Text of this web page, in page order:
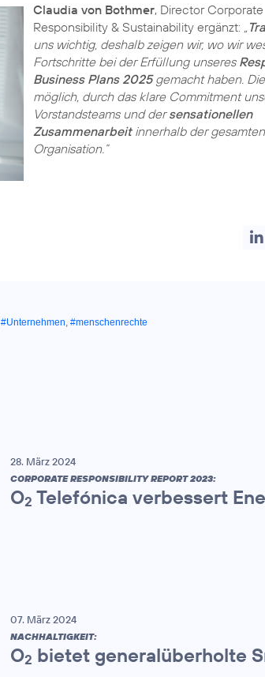
Claudia von Bothmer, Director Corporate
Responsibility & Sustainability ergänzt:
uns wichtig, deshalb zeigen wir, wo wir
Fortschritte bei der Erfüllung unseres
Business Plans 2025gemacht haben.
möglich, durch das klare Commitment
Vorstandsteams und dersensationellen
Zusammenarbeitinnerhalb der gesamten
Organisation.”
#Unternehmen #menschenrechte
28. März 2024
CORPORATE RESPONSIBILITY REPORT 2023:
O2 Telefónica verbessert
07. März 2024
NACHHALTIGKEIT:
O2 bietet generalüberholte